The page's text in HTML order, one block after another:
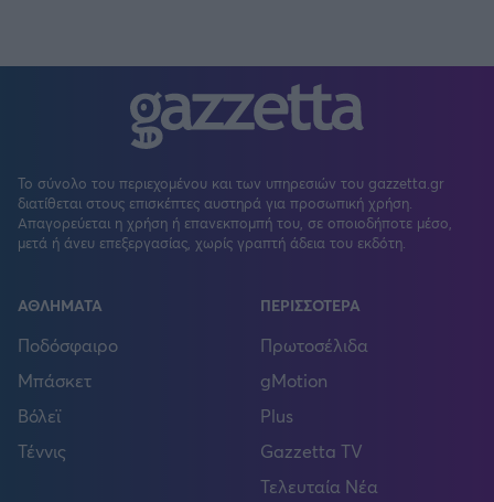
Το σύνολο του περιεχομένου και των υπηρεσιών του gazzetta.gr
διατίθεται στους επισκέπτες αυστηρά για προσωπική χρήση.
Απαγορεύεται η χρήση ή επανεκπομπή του, σε οποιοδήποτε μέσο,
μετά ή άνευ επεξεργασίας, χωρίς γραπτή άδεια του εκδότη.
ΑΘΛΗΜΑΤΑ
Ποδόσφαιρο
Μπάσκετ
Βόλεϊ
Τέννις
ΠΕΡΙΣΣΟΤΕΡΑ
Πρωτοσέλιδα
gMotion
Plus
Gazzetta TV
Τελευταία Νέα